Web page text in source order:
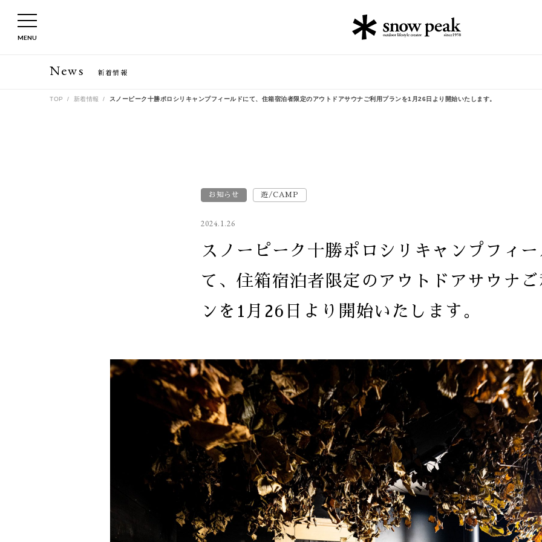
MENU
News 新着情報
TOP 新着情報 スノーピーク十勝ポロシリキャンプフィールドにて、住箱宿泊者限定のアウトドアサウナご利用プランを1月26日より開始いたします。
お知らせ 遊/CAMP
2024.1.26
スノーピーク十勝ポロシリキャンプフィ
て、住箱宿泊者限定のアウトドアサウナ
ンを1月26日より開始いたします。